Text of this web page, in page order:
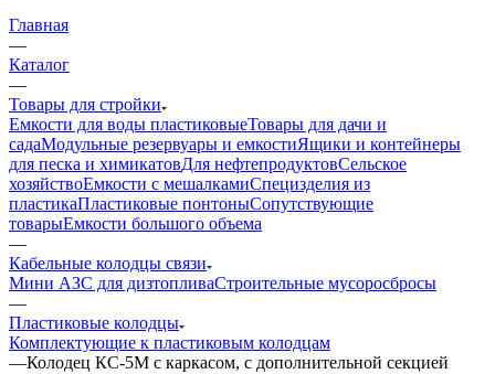
Главная
—
Каталог
—
Товары для стройки
Емкости для воды пластиковыеТовары для дачи и
садаМодульные резервуары и емкостиЯщики и контейнеры
для песка и химикатовДля нефтепродуктовСельское
хозяйствоЕмкости с мешалкамиСпецизделия из
пластикаПластиковые понтоныСопутствующие
товарыЕмкости большого объема
—
Кабельные колодцы связи
Мини АЗС для дизтопливаСтроительные мусоросбросы
—
Пластиковые колодцы
Комплектующие к пластиковым колодцам
—Колодец КС-5М с каркасом, с дополнительной секцией